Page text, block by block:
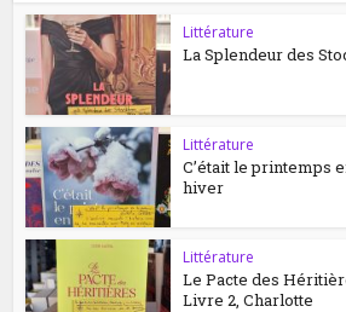
Littérature
La Splendeur des
Littérature
C’était le printemps
hiver
Littérature
Le Pacte des
Livre 2, Charlotte